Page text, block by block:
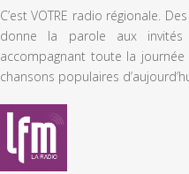
C’est VOTRE radio régionale.
donne la parole aux
accompagnant toute la
chansons populaires